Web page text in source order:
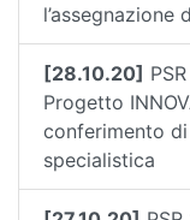
l’assegnazione
[28.10.20]
Progetto
conferimento
specialistica